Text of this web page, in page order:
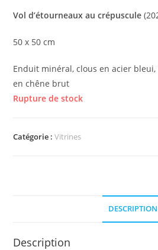
Vol d’étourneaux au crépuscule
50 x 50 cm
Enduit minéral, clous en acier
en chêne brut
Rupture de stock
Catégorie :Vitrines
DESCRIPTION
Description